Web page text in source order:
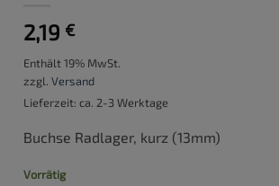
2,19 €
Enthält 19% MwSt.
zzgl. Versand
Lieferzeit: ca. 2-3 Werktage
Buchse Radlager, kurz (13mm)
Vorrätig